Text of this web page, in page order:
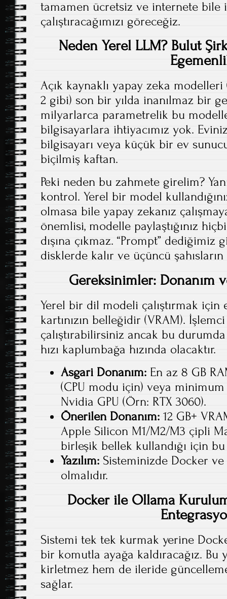
tamamen ücretsiz ve internete bile
çalıştıracağımızı göreceğiz.
Neden Yerel LLM? Bulut
Açık kaynaklı yapay zeka
2 gibi) son bir yılda inanılmaz bir
milyarlarca parametrelik bu
bilgisayarlara ihtiyacımız yok.
bilgisayarı veya küçük bir ev
biçilmiş kaftan.
Peki neden bu zahmete girelim?
kontrol. Yerel bir model
olmasa bile yapay zekanız
önemlisi, modelle paylaştığınız
dışına çıkmaz. “Prompt”
disklerde kalır ve üçüncü
Gereksinimler: Donanım
Yerel bir dil modeli çalıştırmak
kartınızın belleğidir (VRAM).
çalıştırabilirsiniz ancak bu
hızı kaplumbağa hızında olacaktır.
Asgari Donanım: En az 8 GB
(CPU modu için) veya minimum
Nvidia GPU (Örn: RTX 3060).
Önerilen Donanım: 12 GB+
Apple Silicon M1/M2/M3 çipli
birleşik bellek kullandığı için bu
Yazılım: Sisteminizde Docker
olmalıdır.
Docker ile Ollama
Sistemi tek tek kurmak yerine
bir komutla ayağa kaldıracağız.
kirletmez hem de ileride
sağlar.